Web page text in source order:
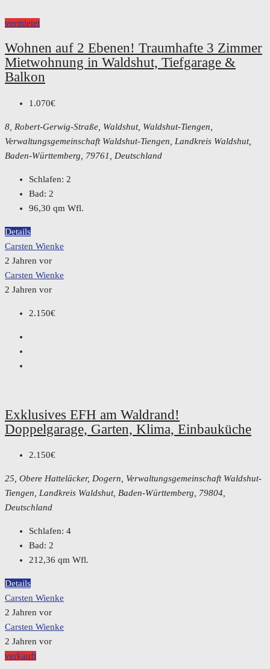
vermietet
Wohnen auf 2 Ebenen! Traumhafte 3 Zimmer
Mietwohnung in Waldshut, Tiefgarage &
Balkon
1.070€
8, Robert-Gerwig-Straße, Waldshut, Waldshut-Tiengen,
Verwaltungsgemeinschaft Waldshut-Tiengen, Landkreis Waldshut,
Baden-Württemberg, 79761, Deutschland
Schlafen: 2
Bad: 2
96,30 qm Wfl.
Details
Carsten Wienke
2 Jahren vor
Carsten Wienke
2 Jahren vor
2.150€
Exklusives EFH am Waldrand!
Doppelgarage, Garten, Klima, Einbauküche
2.150€
25, Obere Hatteläcker, Dogern, Verwaltungsgemeinschaft Waldshut-
Tiengen, Landkreis Waldshut, Baden-Württemberg, 79804,
Deutschland
Schlafen: 4
Bad: 2
212,36 qm Wfl.
Details
Carsten Wienke
2 Jahren vor
Carsten Wienke
2 Jahren vor
verkauft